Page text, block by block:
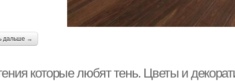
дальше →
которые любят тень. Цветы и